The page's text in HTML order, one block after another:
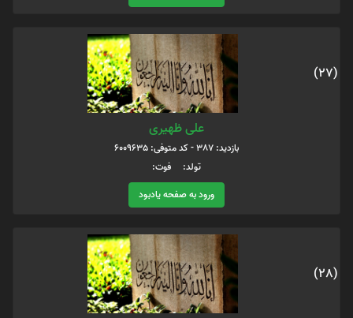
(27)
علی ظهیری
بازدید: 387 - کد متوفی: 6009635
تولد: فوت:
ورود به صفحه یادبود
(28)